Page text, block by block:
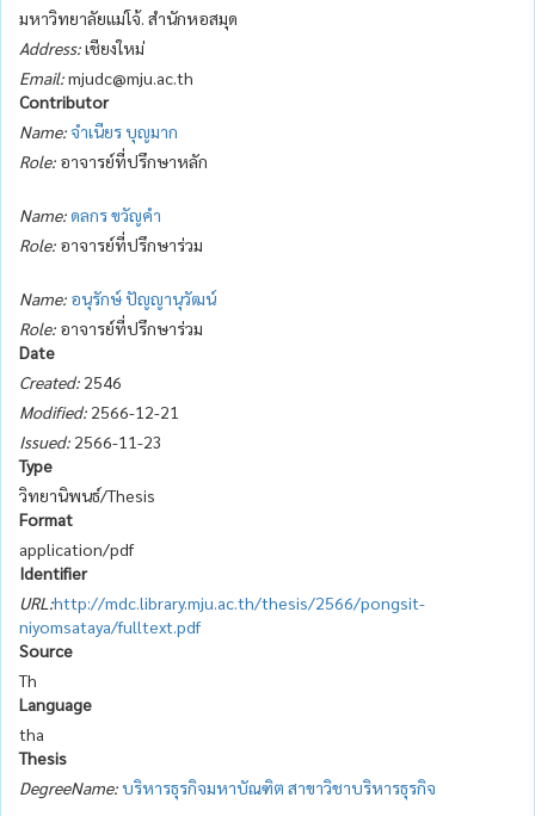
มหาวิทยาลัยแม่โจ้. สำนักหอสมุด
Address:เชียงใหม่
Email:mjudc@mju.ac.th
Contributor
Name: จำเนียร บุญมาก
Role: อาจารย์ที่ปรึกษาหลัก
Name:ดลกร ขวัญคำ
Role: อาจารย์ที่ปรึกษาร่วม
Name: อนุรักษ์ ปัญญานุวัฒน์
Role: อาจารย์ที่ปรึกษาร่วม
Date
Created: 2546
Modified: 2566-12-21
Issued: 2566-11-23
Type
วิทยานิพนธ์/Thesis
Format
application/pdf
Identifier
URL:http://mdc.library.mju.ac.th/thesis/2566/pongsit-
niyomsataya/fulltext.pdf
Source
Th
Language
tha
Thesis
DegreeName:บริหารธุรกิจมหาบัณฑิต สาขาวิชาบริหารธุรกิจ